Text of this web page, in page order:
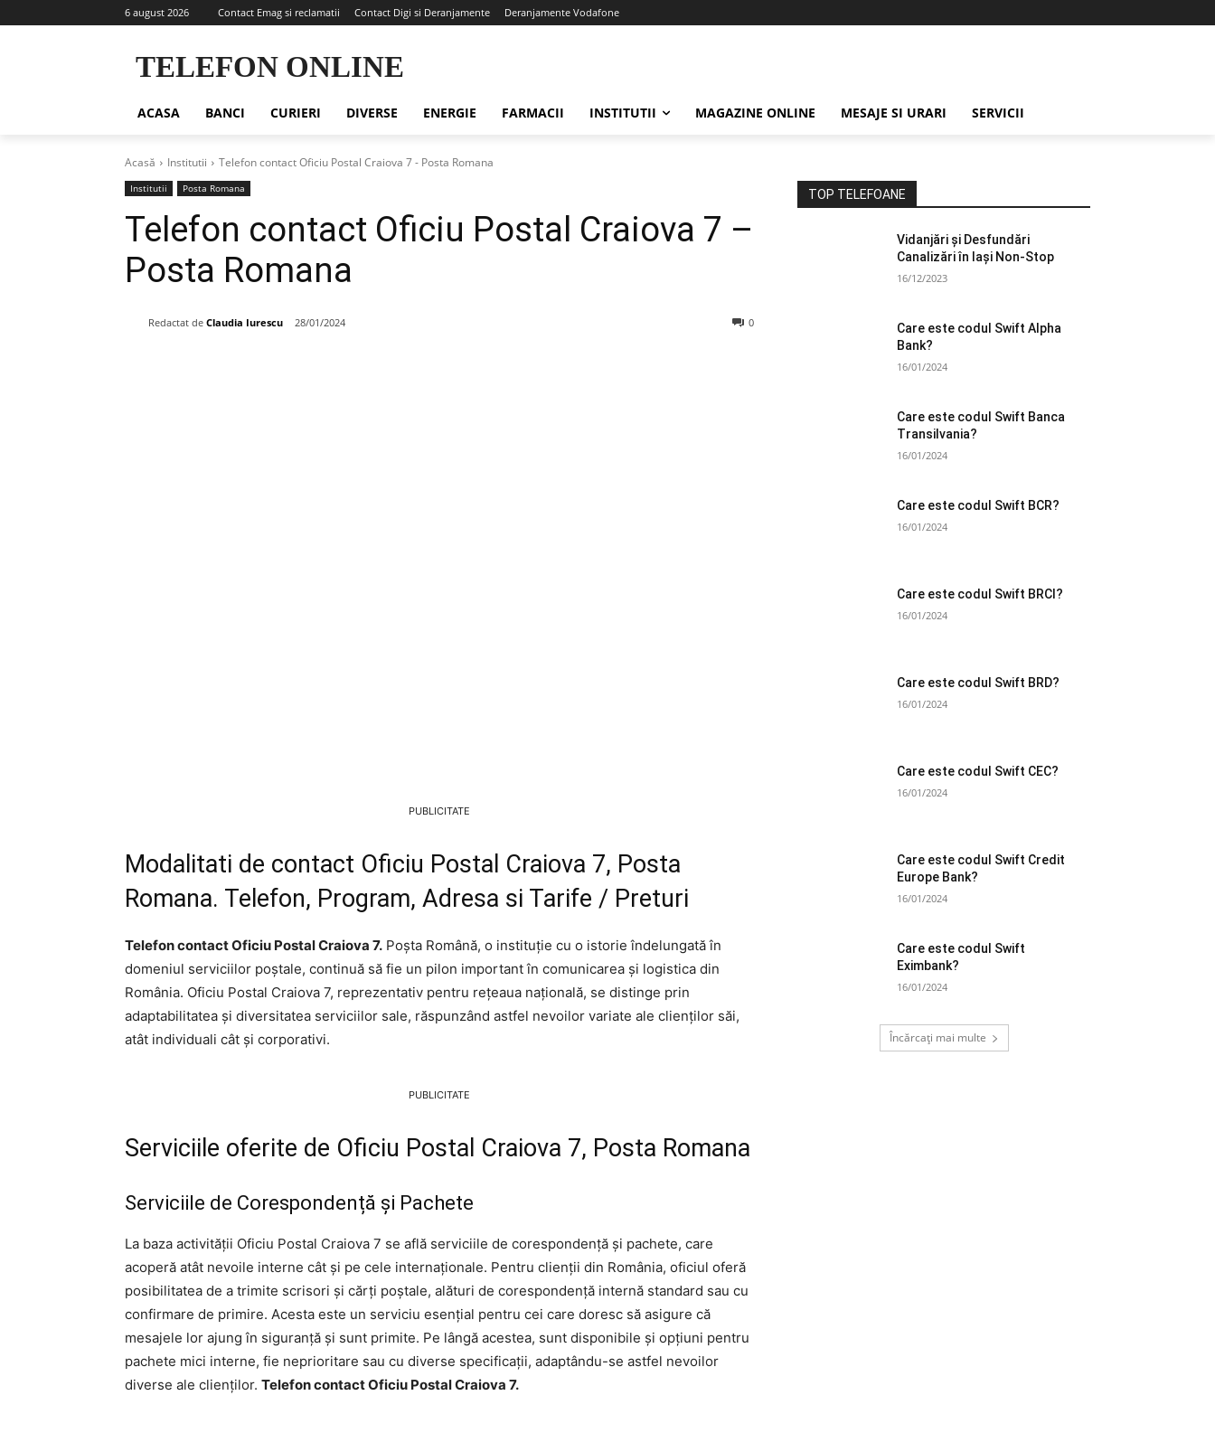
6 august 2026 Contact Emag si reclamatii Contact Digi si Deranjamente Deranjamente Vodafone
TELEFON ONLINE
ACASA BANCI CURIERI DIVERSE ENERGIE FARMACII INSTITUTII MAGAZINE ONLINE MESAJE SI URARI SERVICII
Acasă Institutii Telefon contact Oficiu Postal Craiova 7 - Posta Romana
Institutii Posta Romana
Telefon contact Oficiu Postal Craiova 7 –
Posta Romana
Redactat de Claudia Iurescu 28/01/2024 0
PUBLICITATE
Modalitati de contact Oficiu Postal Craiova 7, Posta
Romana. Telefon, Program, Adresa si Tarife / Preturi
Telefon contact Oficiu Postal Craiova 7. Poșta Română, o instituție cu o istorie îndelungată în
domeniul serviciilor poștale, continuă să fie un pilon important în comunicarea și logistica din
România. Oficiu Postal Craiova 7, reprezentativ pentru rețeaua națională, se distinge prin
adaptabilitatea și diversitatea serviciilor sale, răspunzând astfel nevoilor variate ale clienților săi,
atât individuali cât și corporativi.
PUBLICITATE
Serviciile oferite de Oficiu Postal Craiova 7, Posta Romana
Serviciile de Corespondență și Pachete
La baza activității Oficiu Postal Craiova 7 se află serviciile de corespondență și pachete, care
acoperă atât nevoile interne cât și pe cele internaționale. Pentru clienții din România, oficiul oferă
posibilitatea de a trimite scrisori și cărți poștale, alături de corespondență internă standard sau cu
confirmare de primire. Acesta este un serviciu esențial pentru cei care doresc să asigure că
mesajele lor ajung în siguranță și sunt primite. Pe lângă acestea, sunt disponibile și opțiuni pentru
pachete mici interne, fie neprioritare sau cu diverse specificații, adaptându-se astfel nevoilor
diverse ale clienților. Telefon contact Oficiu Postal Craiova 7.
TOP TELEFOANE
Vidanjări și Desfundări
Canalizări în Iași Non-Stop
16/12/2023
Care este codul Swift Alpha
Bank?
16/01/2024
Care este codul Swift Banca
Transilvania?
16/01/2024
Care este codul Swift BCR?
16/01/2024
Care este codul Swift BRCI?
16/01/2024
Care este codul Swift BRD?
16/01/2024
Care este codul Swift CEC?
16/01/2024
Care este codul Swift Credit
Europe Bank?
16/01/2024
Care este codul Swift
Eximbank?
16/01/2024
Încărcați mai multe